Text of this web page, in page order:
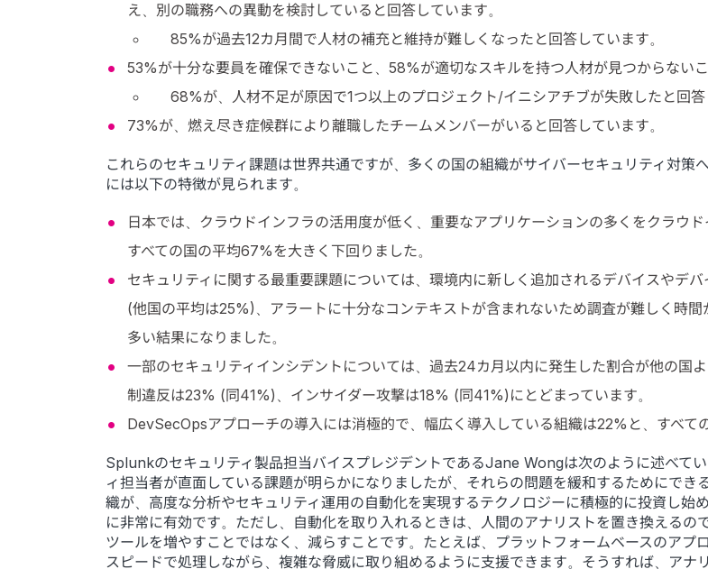
え、別の職務への異動を検討していると回答しています。
85%が過去12カ月間で人材の補充と維持が難しくなったと回答しています。
53%が十分な要員を確保できないこと、58%が適切なスキルを持つ人材が見つからないこ
68%が、人材不足が原因で1つ以上のプロジェクト/イニシアチブが失敗したと回答
73%が、燃え尽き症候群により離職したチームメンバーがいると回答しています。
これらのセキュリティ課題は世界共通ですが、多くの国の組織がサイバーセキュリティ対
には以下の特徴が見られます。
日本では、クラウドインフラの活用度が低く、重要なアプリケーションの多くをクラウ
すべての国の平均67%を大きく下回りました。
セキュリティに関する最重要課題については、環境内に新しく追加されるデバイスやデ
(他国の平均は25%)、アラートに十分なコンテキストが含まれないため調査が難しく時
多い結果になりました。
一部のセキュリティインシデントについては、過去24カ月以内に発生した割合が他の国
制違反は23% (同41%)、インサイダー攻撃は18% (同41%)にとどまっています。
DevSecOpsアプローチの導入には消極的で、幅広く導入している組織は22%と、すべて
Splunkのセキュリティ製品担当バイスプレジデントであるJane Wongは次のように述べて
ィ担当者が直面している課題が明らかになりましたが、それらの問題を緩和するためにで
織が、高度な分析やセキュリティ運用の自動化を実現するテクノロジーに積極的に投資し
に非常に有効です。ただし、自動化を取り入れるときは、人間のアナリストを置き換えるの
ツールを増やすことではなく、減らすことです。たとえば、プラットフォームベースのア
スピードで処理しながら、複雑な脅威に取り組めるように支援できます。そうすれば、ア